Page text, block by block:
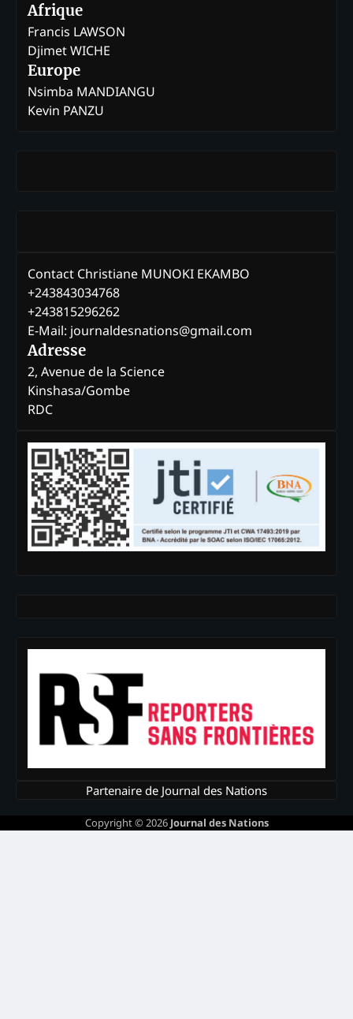
Afrique
Francis LAWSON
Djimet WICHE
Europe
Nsimba MANDIANGU
Kevin PANZU
Contact Christiane MUNOKI EKAMBO
+243843034768
+243815296262
E-Mail: journaldesnations@gmail.com
Adresse
2, Avenue de la Science
Kinshasa/Gombe
RDC
Partenaire de Journal des Nations
Copyright © 2026 Journal des Nations